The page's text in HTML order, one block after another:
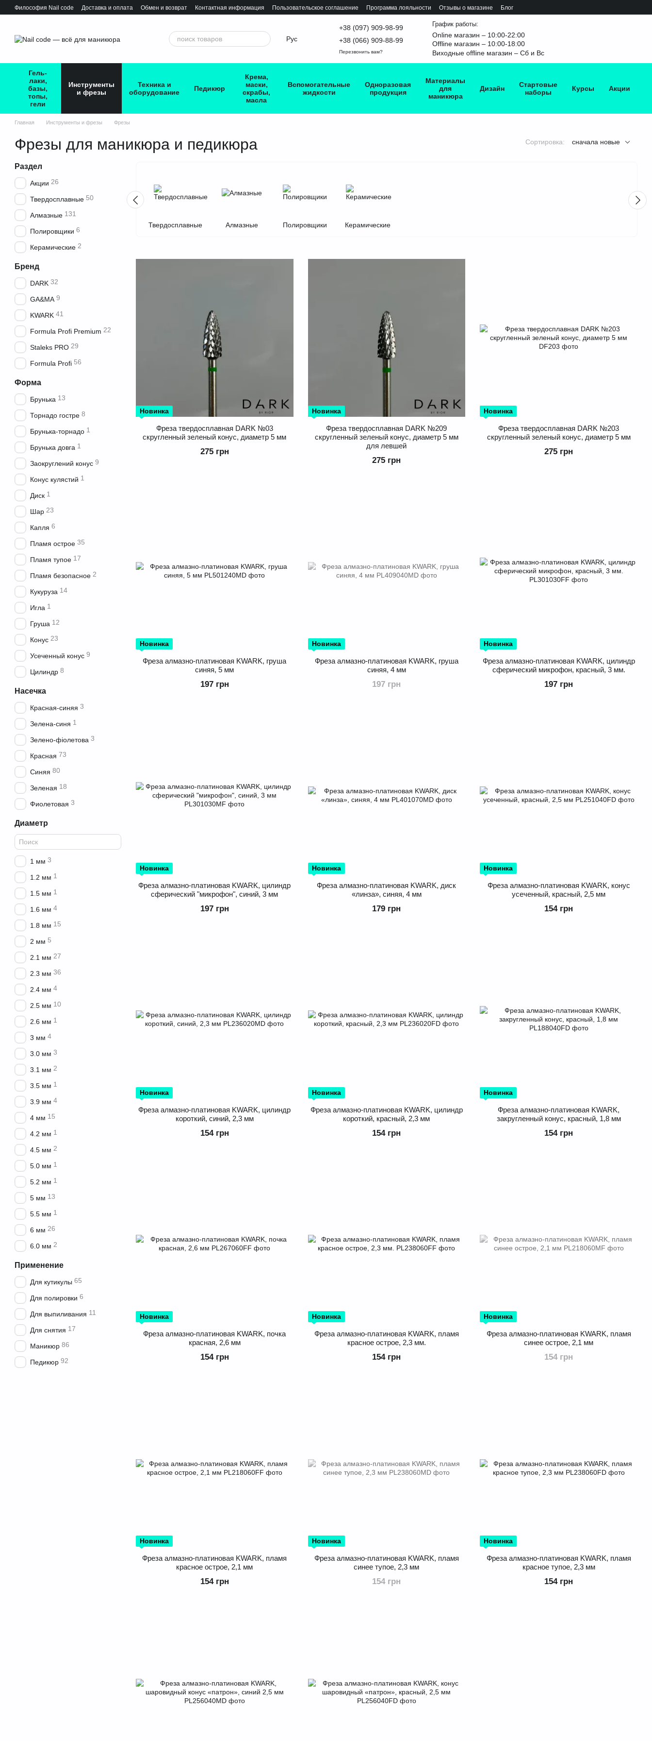
Перейти к основному контенту
Философия Nail сode Доставка и оплата Обмен и возврат Контактная информация Пользовательское соглашение Программа лояльности Отзывы о магазине Блог
Рус
+38 (097) 909-98-99
+38 (066) 909-88-99
Перезвонить вам?
График работы:
Online магазин – 10:00-22:00
Offline магазин – 10:00-18:00
Виходные offline магазин – Сб и Вс
Гель-
лаки,
базы,
топы,
гели
Инструменты
и фрезы
Техника и
оборудование
Педикюр
Крема,
маски,
скрабы,
масла
Вспомогательные
жидкости
Одноразовая
продукция
Материалы
для
маникюра
Дизайн
Стартовые
наборы
Курсы Акции
Главная Инструменты и фрезы Фрезы
Фрезы для маникюра и педикюра Сортировка: сначала новые
Твердосплавные Алмазные Полировщики Керамические
Новинка
Фреза твердосплавная DARK №03
скругленный зеленый конус, диаметр 5 мм
275 грн
Новинка
Фреза твердосплавная DARK №209
скругленный зеленый конус, диаметр 5 мм
для левшей
275 грн
Новинка
Фреза твердосплавная DARK №203
скругленный зеленый конус, диаметр 5 мм
275 грн
Новинка
Фреза алмазно-платиновая KWARK, груша
синяя, 5 мм
197 грн
Новинка
Фреза алмазно-платиновая KWARK, груша
синяя, 4 мм
197 грн
Новинка
Фреза алмазно-платиновая KWARK, цилиндр
сферический микрофон, красный, 3 мм.
197 грн
Новинка
Фреза алмазно-платиновая KWARK, цилиндр
сферический "микрофон", синий, 3 мм
197 грн
Новинка
Фреза алмазно-платиновая KWARK, диск
«линза», синяя, 4 мм
179 грн
Новинка
Фреза алмазно-платиновая KWARK, конус
усеченный, красный, 2,5 мм
154 грн
Новинка
Фреза алмазно-платиновая KWARK, цилиндр
короткий, синий, 2,3 мм
154 грн
Новинка
Фреза алмазно-платиновая KWARK, цилиндр
короткий, красный, 2,3 мм
154 грн
Новинка
Фреза алмазно-платиновая KWARK,
закругленный конус, красный, 1,8 мм
154 грн
Новинка
Фреза алмазно-платиновая KWARK, почка
красная, 2,6 мм
154 грн
Новинка
Фреза алмазно-платиновая KWARK, пламя
красное острое, 2,3 мм.
154 грн
Новинка
Фреза алмазно-платиновая KWARK, пламя
синее острое, 2,1 мм
154 грн
Новинка
Фреза алмазно-платиновая KWARK, пламя
красное острое, 2,1 мм
154 грн
Новинка
Фреза алмазно-платиновая KWARK, пламя
синее тупое, 2,3 мм
154 грн
Новинка
Фреза алмазно-платиновая KWARK, пламя
красное тупое, 2,3 мм
154 грн
Раздел
Акции 26
Твердосплавные 50
Алмазные 131
Полировщики 6
Керамические 2
Бренд
DARK 32
GA&MA 9
KWARK 41
Formula Profi Premium 22
Staleks PRO 29
Formula Profi 56
Форма
Брунька 13
Торнадо гостре 8
Брунька-торнадо 1
Брунька довга 1
Заокруглений конус 9
Конус кулястий 1
Диск 1
Шар 23
Капля 6
Пламя острое 35
Пламя тупое 17
Пламя безопасное 2
Кукуруза 14
Игла 1
Груша 12
Конус 23
Усеченный конус 9
Цилиндр 8
Насечка
Красная-синяя 3
Зелена-синя 1
Зелено-фіолетова 3
Красная 73
Синяя 80
Зеленая 18
Фиолетовая 3
Диаметр
1 мм 3
1.2 мм 1
1.5 мм 1
1.6 мм 4
1.8 мм 15
2 мм 5
2.1 мм 27
2.3 мм 36
2.4 мм 4
2.5 мм 10
2.6 мм 1
3 мм 4
3.0 мм 3
3.1 мм 2
3.5 мм 1
3.9 мм 4
4 мм 15
4.2 мм 1
4.5 мм 2
5.0 мм 1
5.2 мм 1
5 мм 13
5.5 мм 1
6 мм 26
6.0 мм 2
Применение
Для кутикулы 65
Для полировки 6
Для выпиливания 11
Для снятия 17
Маникюр 86
Педикюр 92